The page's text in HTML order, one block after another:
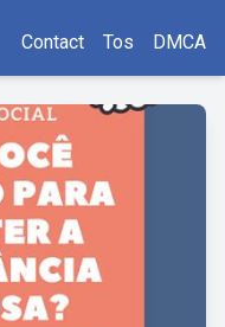
Contact Tos DMCA